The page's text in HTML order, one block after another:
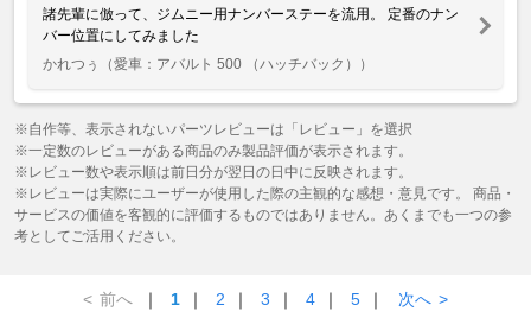
諸先輩に倣って、ジムニー用ナンバーステーを流用。 定番のナン
バー位置にしてみました
かれつぅ
（愛車：アバルト 500 （ハッチバック））
※自作等、表示されないパーツレビューは「レビュー」を選択
※一定数のレビューがある商品のみ製品評価が表示されます。
※レビュー数や表示順は前日分が翌日の日中に反映されます。
※レビューは実際にユーザーが使用した際の主観的な感想・意見です。 商品・
サービスの価値を客観的に評価するものではありません。あくまでも一つの参
考としてご活用ください。
< 前へ ｜ 1 ｜ 2 ｜ 3 ｜ 4 ｜ 5 ｜ 次へ >